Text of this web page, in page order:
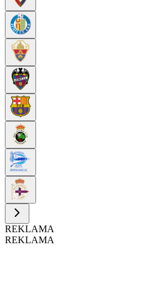
REKLAMA
REKLAMA